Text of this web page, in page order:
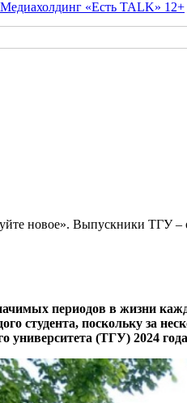
12+
новое». Выпускники ТГУ –
периодов в жизни
студента, поскольку за
университета (ТГУ) 2024